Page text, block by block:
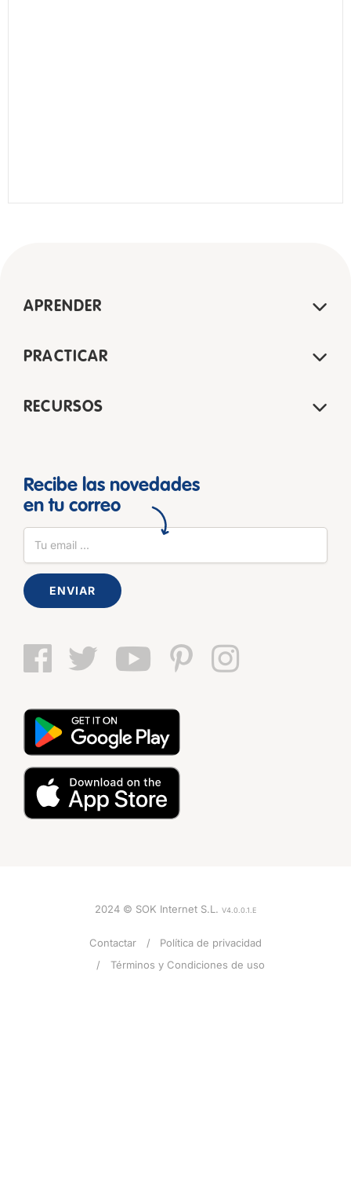
APRENDER
PRACTICAR
RECURSOS
Recibe las novedades
en tu correo
ENVIAR
2024 © SOK Internet S.L. V4.0.0.1.E
Contactar
Política de privacidad
Términos y Condiciones de uso